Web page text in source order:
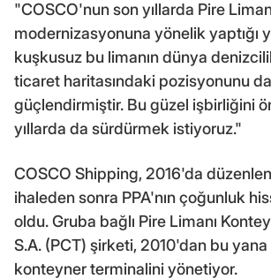
"COSCO'nun son yıllarda Pire
modernizasyonuna yönelik yaptığı
kuşkusuz bu limanın dünya
ticaret haritasındaki pozisyonunu
güçlendirmiştir. Bu güzel işbirliğini
yıllarda da sürdürmek istiyoruz."
COSCO Shipping, 2016'da
ihaleden sonra PPA'nın çoğunluk
oldu. Gruba bağlı Pire Limanı
S.A. (PCT) şirketi, 2010'dan bu yana
konteyner terminalini yönetiyor.